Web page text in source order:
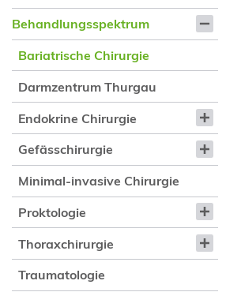
Behandlungsspektrum
Bariatrische Chirurgie
Darmzentrum Thurgau
Endokrine Chirurgie
Gefässchirurgie
Minimal-invasive Chirurgie
Proktologie
Thoraxchirurgie
Traumatologie